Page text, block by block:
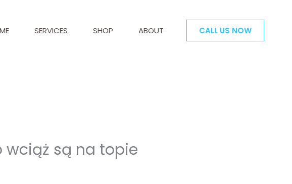
SERVICES SHOP ABOUT CALL US NOW
wciąż są na topie